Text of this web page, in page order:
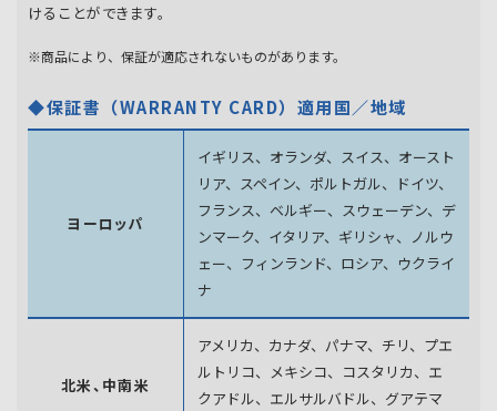
けることができます。
※商品により、保証が適応されないものがあります。
◆保証書（WARRANTY CARD）適用国／地域
ヨーロッパ
イギリス、オランダ、スイス、オースト
リア、スペイン、 ポルトガル、ドイツ、
フランス、ベルギー、スウェーデン、 デ
ンマーク、イタリア、ギリシャ、ノルウ
ェー、フィンランド、 ロシア、ウクライ
ナ
北米、中南米
アメリカ、カナダ、パナマ、チリ、プエ
ルトリコ、メキシコ、 コスタリカ、エ
クアドル、エルサルバドル、グアテマ